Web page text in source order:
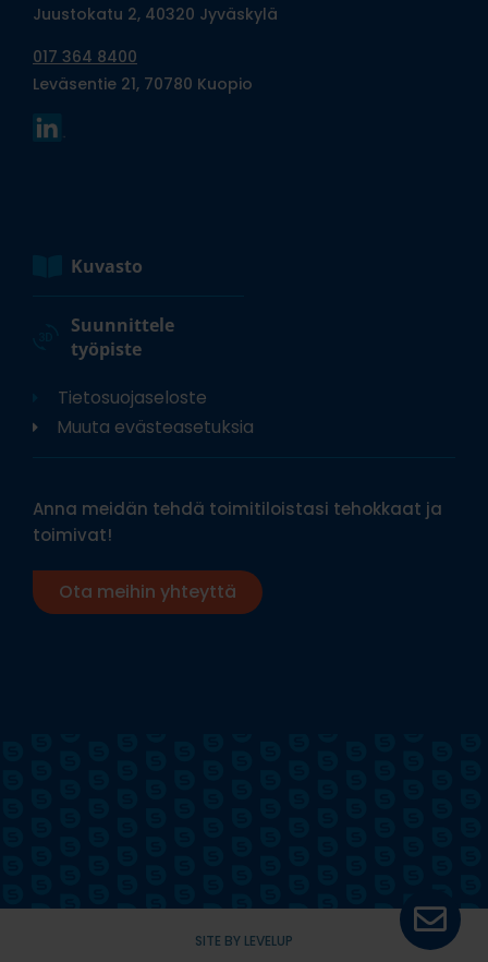
Juustokatu 2, 40320 Jyväskylä
017 364 8400
Leväsentie 21, 70780 Kuopio
Kuvasto
Suunnittele
työpiste
Tietosuojaseloste
Muuta evästeasetuksia
Anna meidän tehdä toimitiloistasi tehokkaat ja
toimivat!
Ota meihin yhteyttä
SITE BY LEVELUP